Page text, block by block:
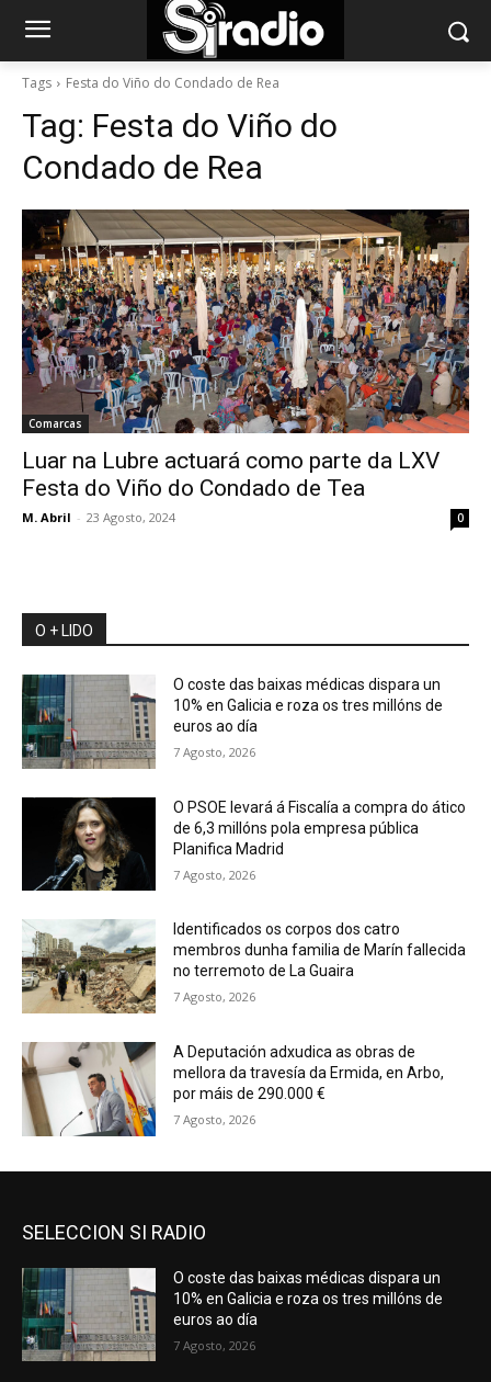
Tags Festa do Viño do Condado de Rea
Tag: Festa do Viño do
Condado de Rea
Comarcas
Luar na Lubre actuará como parte da LXV
Festa do Viño do Condado de Tea
M. Abril - 23 Agosto, 2024 0
O + LIDO
O coste das baixas médicas dispara un
10% en Galicia e roza os tres millóns de
euros ao día
7 Agosto, 2026
O PSOE levará á Fiscalía a compra do ático
de 6,3 millóns pola empresa pública
Planifica Madrid
7 Agosto, 2026
Identificados os corpos dos catro
membros dunha familia de Marín fallecida
no terremoto de La Guaira
7 Agosto, 2026
A Deputación adxudica as obras de
mellora da travesía da Ermida, en Arbo,
por máis de 290.000 €
7 Agosto, 2026
SELECCION SI RADIO
O coste das baixas médicas dispara un
10% en Galicia e roza os tres millóns de
euros ao día
7 Agosto, 2026